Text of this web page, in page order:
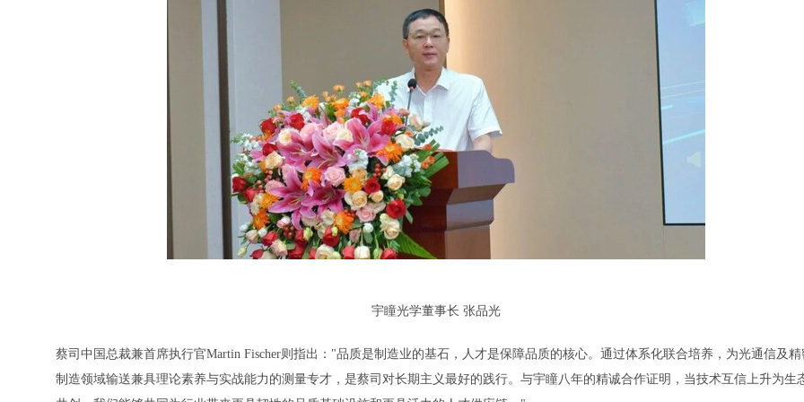
宇瞳光学董事长 张品光
蔡司中国总裁兼首席执行官Martin Fischer则指出："品质是制造业的基石，人才是保障品质的核心。通过体系化联合培养，为光通信及精
制造领域输送兼具理论素养与实战能力的测量专才，是蔡司对长期主义最好的践行。与宇瞳八年的精诚合作证明，当技术互信上升为生